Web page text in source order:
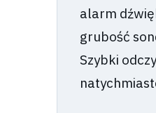
alarm
grubość
Szybki